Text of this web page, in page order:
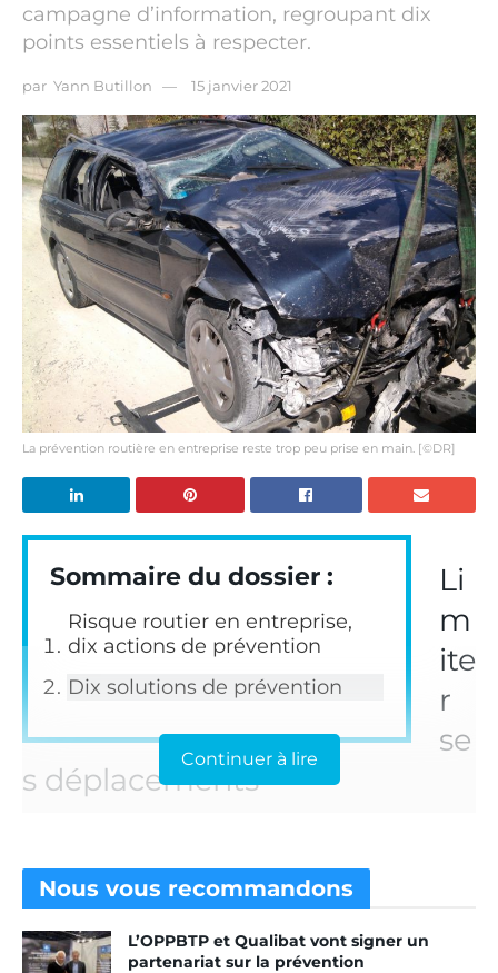
campagne d’information, regroupant dix
points essentiels à respecter.
par Yann Butillon 15 janvier 2021
La prévention routière en entreprise reste trop peu prise en main. [©DR]
Sommaire du dossier :
Risque routier en entreprise,
dix actions de prévention
Dix solutions de prévention
Li
m
ite
r
se
s déplacements
faut favoriser le co-voiturage pour rejoindre les
journée au maximum. Préparer les besoins en
Continuer à lire
Nous vous recommandons
L’OPPBTP et Qualibat vont signer un
partenariat sur la prévention